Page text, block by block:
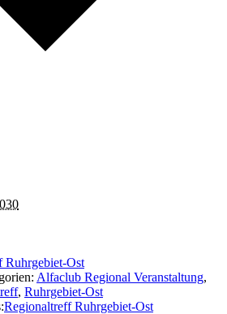
Ruhrgebiet-Ost
Alfaclub Regional Veranstaltung,
, Ruhrgebiet-Ost
Regionaltreff Ruhrgebiet-Ost